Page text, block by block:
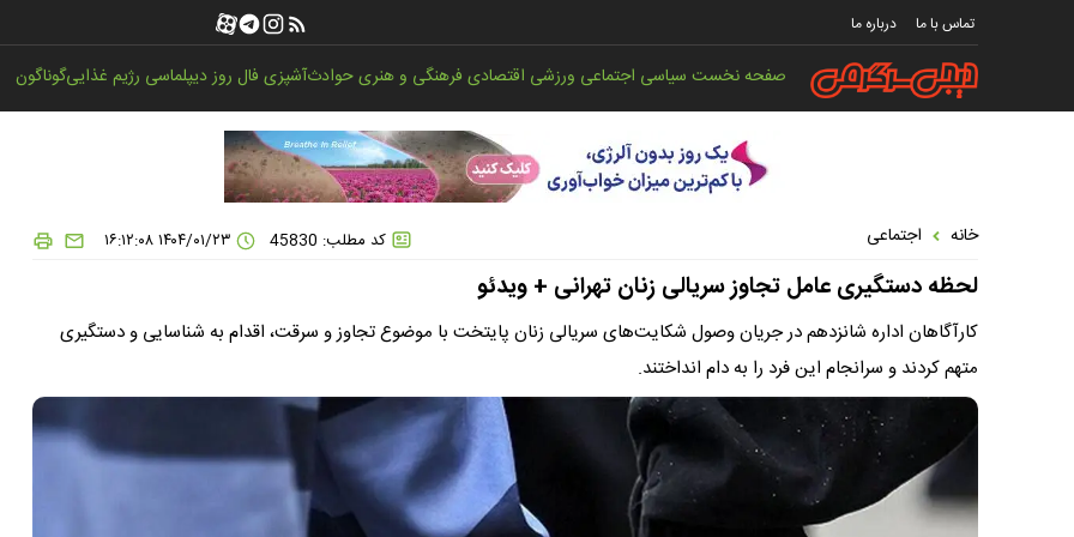
تماس با ما درباره ما
صفحه نخستسیاسی اجتماعی ورزشی اقتصادیفرهنگی و هنریحوادثآشپزیفال روزدیپلماسی رژیم غذاییگوناگون
خانه اجتماعی کد مطلب: 45830
لحظه دستگیری عامل تجاوز سریالی زنان تهرانی + ویدئو
کارآگاهان اداره شانزدهم در جریان وصول شکایت‌های سریالی زنان پایتخت با موضوع تجاوز و سرقت، اقدام به شناسایی و دستگیری
متهم کردند و سرانجام این فرد را به دام انداختند.